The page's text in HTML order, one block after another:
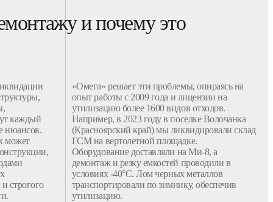
и почему это
каждый
нюансов.
может
строгого
«Омега» решает эти проблемы, опираясь на
опытработы с 2009 года и лицензии на
утилизациюболее 1600 видов отходов.
Например, в 2023 году в поселке Волочанка
(Красноярский край) мы ликвидировали склад
ГСМ на вертолетной площадке.
Оборудованиедоставляли на Ми-8, а
демонтажи резку емкостей проводили в
условиях -40°C.Ломчерныхметаллов
транспортировали по зимнику, обеспечив
утилизацию.